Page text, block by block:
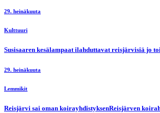
29. heinäkuuta
Kulttuuri
Susisaaren kesälampaat ilahduttavat reisjärvisiä jo
29. heinäkuuta
Lemmikit
Reisjärvi sai oman koirayhdistyksenReisjärven